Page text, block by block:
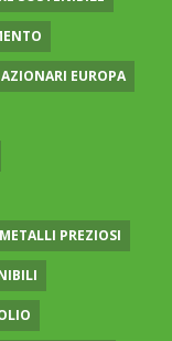
EUROPA
PREZIOSI